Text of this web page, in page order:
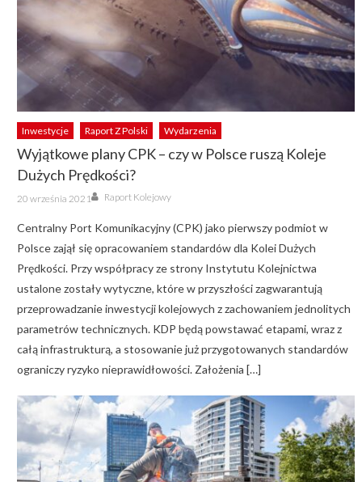
Inwestycje Raport Z Polski Wydarzenia
Wyjątkowe plany CPK – czy w Polsce ruszą Koleje
Dużych Prędkości?
Posted
on
20 września 2021 Author
Raport Kolejowy
Centralny Port Komunikacyjny (CPK) jako pierwszy podmiot w
Polsce zajął się opracowaniem standardów dla Kolei Dużych
Prędkości. Przy współpracy ze strony Instytutu Kolejnictwa
ustalone zostały wytyczne, które w przyszłości zagwarantują
przeprowadzanie inwestycji kolejowych z zachowaniem jednolitych
parametrów technicznych. KDP będą powstawać etapami, wraz z
całą infrastrukturą, a stosowanie już przygotowanych standardów
ograniczy ryzyko nieprawidłowości. Założenia […]